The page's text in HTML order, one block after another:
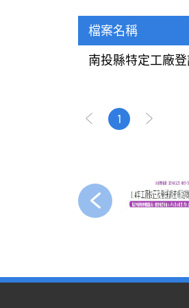
檔案名稱
南投縣特定工廠
1